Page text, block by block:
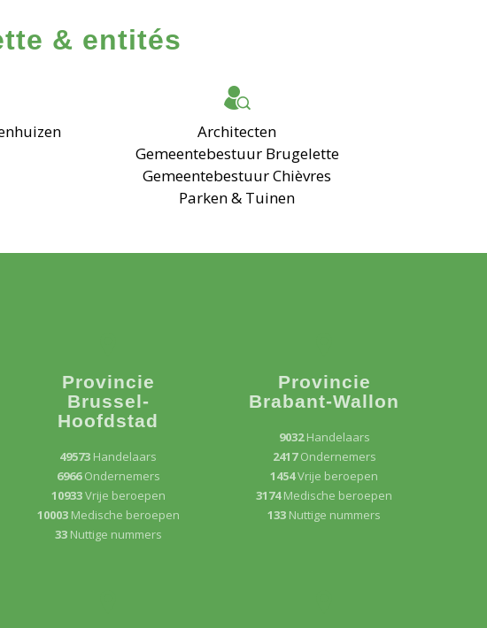
& entités
Architecten
Gemeentebestuur Brugelette
Gemeentebestuur Chièvres
Parken & Tuinen
Provincie
Brussel-
Hoofdstad
49573 Handelaars
6966Ondernemers
10933Vrije beroepen
10003 Medische beroepen
33 Nuttige nummers
Provincie
Brabant-Wallon
9032Handelaars
2417Ondernemers
1454Vrije beroepen
3174Medische beroepen
133 Nuttige nummers